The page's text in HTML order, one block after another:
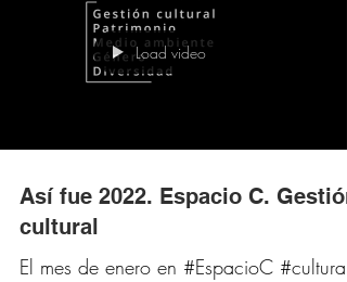
Load video
Así fue 2022. Espacio C. Gestión
cultural
El mes de enero en #EspacioC #cultura